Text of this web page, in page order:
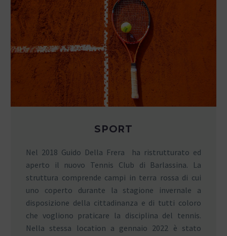
SPORT
Nel 2018 Guido Della Frera ha ristrutturato ed
aperto il nuovo Tennis Club di Barlassina. La
struttura comprende campi in terra rossa di cui
uno coperto durante la stagione invernale a
disposizione della cittadinanza e di tutti coloro
che vogliono praticare la disciplina del tennis.
Nella stessa location a gennaio 2022 è stato